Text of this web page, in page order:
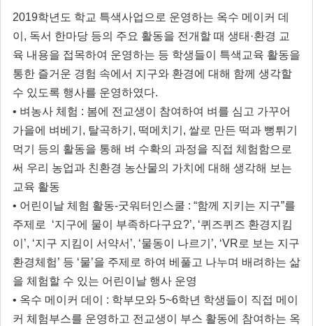
2019학년도 학교 특색사업으로 운영하는 옥수 메이커 데
이, 독서 한마당 등의 주요 활동을 전개할 때 생태·환경 교
육 내용을 접목하여 운영하는 등 학생들이 특색교육 활동을
통한 즐거운 경험 속에서 지구와 환경에 대해 함께 생각할
수 있도록 행사를 운영하였다.
• 벼농사 체험 : 봄에 전교생이 참여하여 벼를 심고 가꾸어
가을에 벼베기, 탈곡하기, 떡메치기, 쌀로 만든 떡과 뻥튀기
먹기 등의 활동을 통해 벼 수확의 과정을 직접 체험함으로
써 우리 농업과 친환경 농산물의 가치에 대해 생각해 보는
교육 활동
• 어린이날 체험 활동-굿워터인스쿨 : “함께 지키는 지구”를
주제로 ‘지구에 물이 부족하다구요?’, ‘퀴즈퀴즈 환경지킴
이’, ‘지구 지킴이 서약서’, ‘물동이 나르기’, ‘VR로 보는 지구
환경체험’ 등 ‘물’을 주제로 하여 베풀고 나누며 배려하는 삶
을 체험할 수 있는 어린이날 행사 운영
• 옥수 메이커 데이 : 학부모와 5~6학년 학생들이 직접 메이
커 체험부스를 운영하고 전교생이 부스 활동에 참여하는 옥